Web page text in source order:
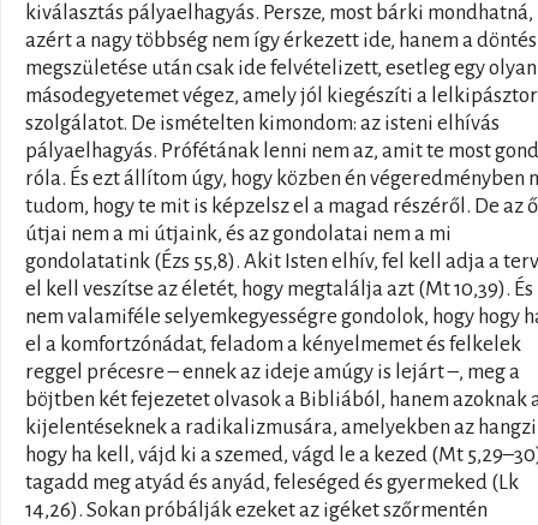
kiválasztás pályaelhagyás. Persze, most bárki mondhatná,
azért a nagy többség nem így érkezett ide, hanem a döntés
megszületése után csak ide felvételizett, esetleg egy olyan
másodegyetemet végez, amely jól kiegészíti a
szolgálatot. De ismételten kimondom: az isteni elhívás
pályaelhagyás. Prófétának lenni nem az, amit te most
róla. És ezt állítom úgy, hogy közben én végeredményben
tudom, hogy te mit is képzelsz el a magad részéről. De az ő
útjai nem a mi útjaink, és az gondolatai nem a mi
gondolatatink (Ézs 55,8). Akit Isten elhív, fel kell adja a
el kell veszítse az életét, hogy megtalálja azt (Mt 10,39).
nem valamiféle selyemkegyességre gondolok, hogy hogy
el a komfortzónádat, feladom a kényelmemet és felkelek
reggel précesre – ennek az ideje amúgy is lejárt –, meg a
böjtben két fejezetet olvasok a Bibliából, hanem azoknak
kijelentéseknek a radikalizmusára, amelyekben az
hogy ha kell, vájd ki a szemed, vágd le a kezed (Mt
tagadd meg atyád és anyád, feleséged és gyermeked (Lk
14,26). Sokan próbálják ezeket az igéket szőrmentén